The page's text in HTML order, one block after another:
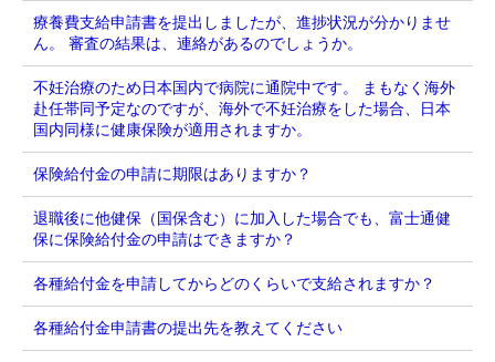
療養費支給申請書を提出しましたが、進捗状況が分かりませ
ん。 審査の結果は、連絡があるのでしょうか。
不妊治療のため日本国内で病院に通院中です。 まもなく海外
赴任帯同予定なのですが、海外で不妊治療をした場合、日本
国内同様に健康保険が適用されますか。
保険給付金の申請に期限はありますか？
退職後に他健保（国保含む）に加入した場合でも、富士通健
保に保険給付金の申請はできますか？
各種給付金を申請してからどのくらいで支給されますか？
各種給付金申請書の提出先を教えてください